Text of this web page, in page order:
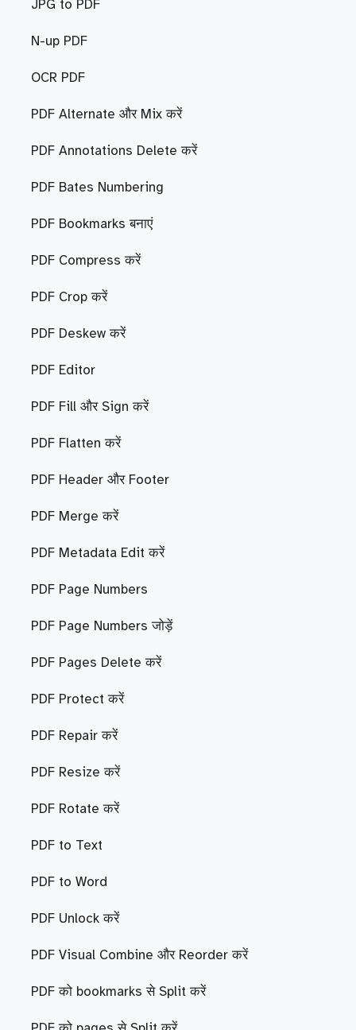
JPG to PDF
N-up PDF
OCR PDF
PDF Alternate और Mix करें
PDF Annotations Delete करें
PDF Bates Numbering
PDF Bookmarks बनाएं
PDF Compress करें
PDF Crop करें
PDF Deskew करें
PDF Editor
PDF Fill और Sign करें
PDF Flatten करें
PDF Header और Footer
PDF Merge करें
PDF Metadata Edit करें
PDF Page Numbers
PDF Page Numbers जोड़ें
PDF Pages Delete करें
PDF Protect करें
PDF Repair करें
PDF Resize करें
PDF Rotate करें
PDF to Text
PDF to Word
PDF Unlock करें
PDF Visual Combine और Reorder करें
PDF को bookmarks से Split करें